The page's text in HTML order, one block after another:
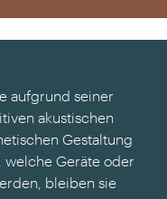
aufgrund seiner
akustischen
Gestaltung
welche Geräte oder
bleiben sie